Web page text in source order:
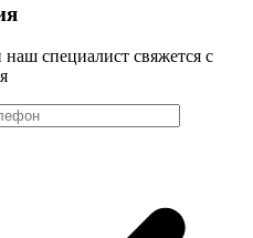
специалист свяжется с